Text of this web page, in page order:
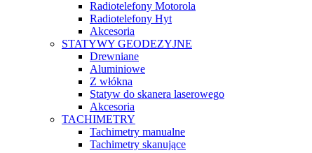
Radiotelefony Motorola
Radiotelefony Hyt
Akcesoria
STATYWY GEODEZYJNE
Drewniane
Aluminiowe
Z włókna
Statyw do skanera laserowego
Akcesoria
TACHIMETRY
Tachimetry manualne
Tachimetry skanujące